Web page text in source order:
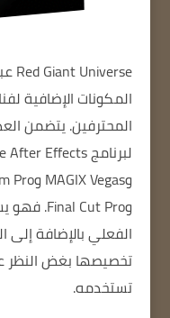
Red Giant Universe
المكونات الإضافية
المحترفين.يتضمن
وFinal Cut Pro.
فهو
الفعلي بالإضافة إلى
تخصيصها بغض النظر
تستخدمه.